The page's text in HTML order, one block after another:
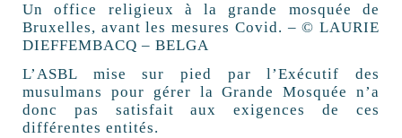
Un office religieux à la grande mosquée de
Bruxelles, avant les mesures Covid. – © LAURIE
DIEFFEMBACQ – BELGA
L’ASBL mise sur pied par l’Exécutif des
musulmans pour gérer la Grande Mosquée n’a
donc pas satisfait aux exigences de ces
différentes entités.